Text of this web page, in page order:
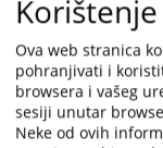
Ova web stranica
pohranjivati i
browsera i vašeg
sesiji unutar
Neke od ovih